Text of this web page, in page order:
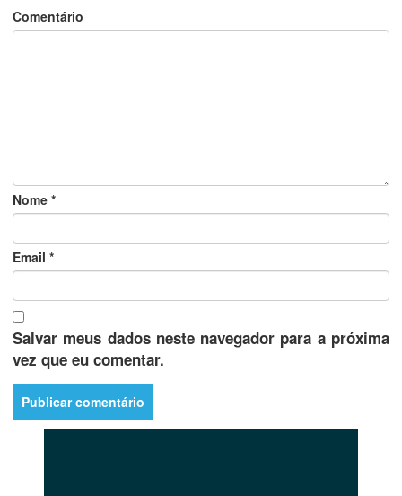
Comentário
Nome *
Email *
Salvar meus dados neste navegador para a próxima
vez que eu comentar.